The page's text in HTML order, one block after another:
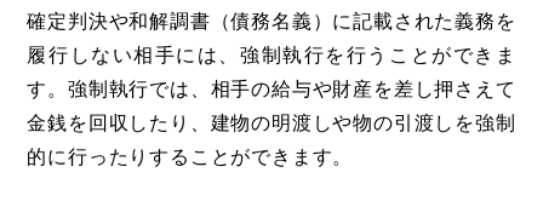
確定判決や和解調書（債務名義）に記載された義務を
履行しない相手には、強制執行を行うことができま
す。強制執行では、相手の給与や財産を差し押さえて
金銭を回収したり、建物の明渡しや物の引渡しを強制
的に行ったりすることができます。